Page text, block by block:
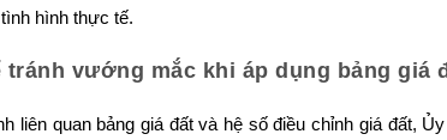
hình thực tế.
tránh vướng mắc khi áp dụng bảng giá
liên quan bảng giá đất và hệ số điều chỉnh giá đất,